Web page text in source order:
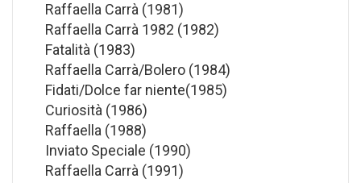
Raffaella Carrà (1981)
Raffaella Carrà 1982 (1982)
Fatalità (1983)
Raffaella Carrà/Bolero (1984)
Fidati/Dolce far niente(1985)
Curiosità (1986)
Raffaella (1988)
Inviato Speciale (1990)
Raffaella Carrà (1991)